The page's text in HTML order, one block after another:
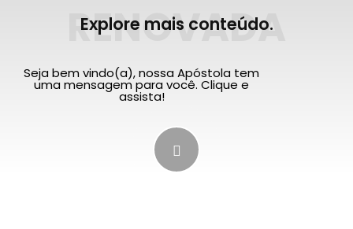
RENOVADA
Explore mais conteúdo.
Seja bem vindo(a), nossa Apóstola tem
uma mensagem para você. Clique e
assista!